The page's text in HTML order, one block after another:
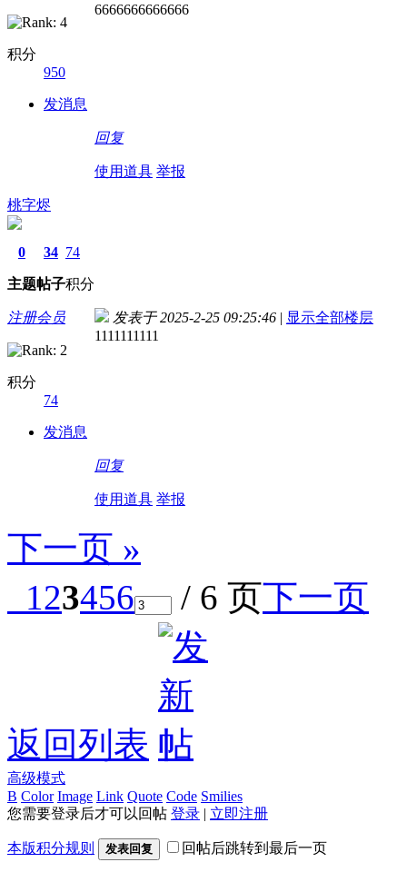
积分
950
发消息
6666666666666
回复
使用道具 举报
桃字烬
0
主题
34
帖子
74
积分
注册会员
积分
74
发消息
发表于 2025-2-25 09:25:46 | 显示全部楼层
1111111111
回复
使用道具 举报
下一页 »
123456 / 6 页下一页
返回列表
高级模式
B Color Image Link Quote Code Smilies
您需要登录后才可以回帖 登录 | 立即注册
本版积分规则 发表回复 回帖后跳转到最后一页